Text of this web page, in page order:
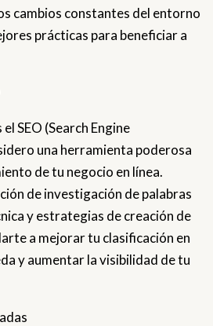
cambios constantes del entorno
prácticas para beneficiar a
SEO (Search Engine
una herramienta poderosa
de tu negocio en línea.
de investigación de palabras
y estrategias de creación de
a mejorar tu clasificación en
y aumentar la visibilidad de tu